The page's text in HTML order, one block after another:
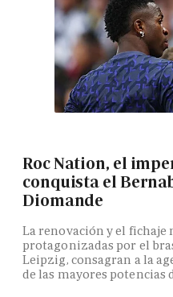
Roc Nation, el
conquista el
Diomande
La renovación y el fichaje
protagonizadas por el
Leipzig, consagran a la
de las mayores potencias